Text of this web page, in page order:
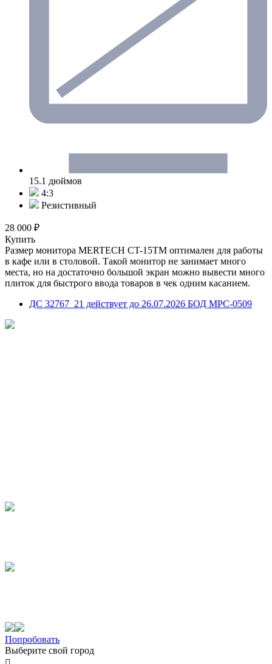
15.1 дюймов
4:3
Резистивный
28 000 ₽
Купить
Размер монитора MERTECH CT-15ТM оптимален для работы
в кафе или в столовой. Такой монитор не занимает много
места, но на достаточно большой экран можно вывести много
плиток для быстрого ввода товаров в чек одним касанием.
ДС 32767_21 действует до 26.07.2026 БОД МРС-0509
Попробовать
Выберите свой город